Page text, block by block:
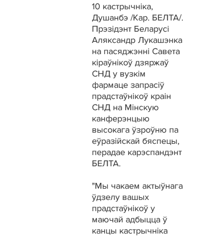
10 кастрычніка,
Душанбэ /Кар. БЕЛТА/.
Прэзідэнт Беларусі
Аляксандр Лукашэнка
на пасяджэнні Савета
кіраўнікоў дзяржаў
СНД у вузкім
фармаце запрасіў
прадстаўнікоў краін
СНД на Мінскую
канферэнцыю
высокага ўзроўню па
еўразійскай бяспецы,
перадае карэспандэнт
БЕЛТА.
"Мы чакаем актыўнага
ўдзелу вашых
прадстаўнікоў у
маючай адбыцца ў
канцы кастрычніка